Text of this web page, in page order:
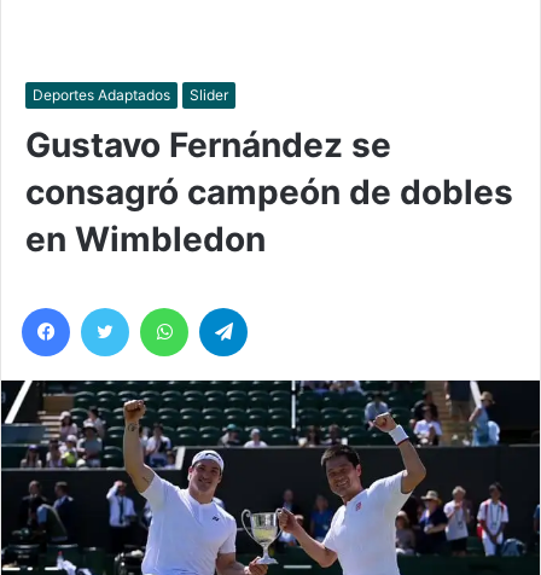
Deportes Adaptados Slider
Gustavo Fernández se
consagró campeón de dobles
en Wimbledon
Facebook
Twitter WhatsApp